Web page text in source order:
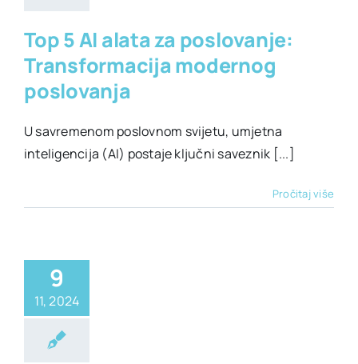
Top 5 AI alata za poslovanje:
Transformacija modernog
poslovanja
U savremenom poslovnom svijetu, umjetna
inteligencija (AI) postaje ključni saveznik [...]
Pročitaj više
9
11, 2024